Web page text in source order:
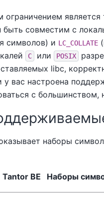
совместим с
символов) и LC_COLLATE
C или POSIX
libc,
у вас настроена
с
наборы
Tantor BE Наборы